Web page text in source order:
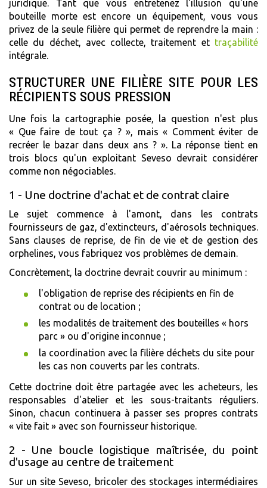
juridique. Tant que vous entretenez l'illusion qu'une
bouteille morte est encore un équipement, vous vous
privez de la seule filière qui permet de reprendre la main :
celle du déchet, avec collecte, traitement et traçabilité
intégrale.
STRUCTURER UNE FILIÈRE SITE POUR LES
RÉCIPIENTS SOUS PRESSION
Une fois la cartographie posée, la question n'est plus
« Que faire de tout ça ? », mais « Comment éviter de
recréer le bazar dans deux ans ? ». La réponse tient en
trois blocs qu'un exploitant Seveso devrait considérer
comme non négociables.
1 - Une doctrine d'achat et de contrat claire
Le sujet commence à l'amont, dans les contrats
fournisseurs de gaz, d'extincteurs, d'aérosols techniques.
Sans clauses de reprise, de fin de vie et de gestion des
orphelines, vous fabriquez vos problèmes de demain.
Concrètement, la doctrine devrait couvrir au minimum :
l'obligation de reprise des récipients en fin de
contrat ou de location ;
les modalités de traitement des bouteilles « hors
parc » ou d'origine inconnue ;
la coordination avec la filière déchets du site pour
les cas non couverts par les contrats.
Cette doctrine doit être partagée avec les acheteurs, les
responsables d'atelier et les sous-traitants réguliers.
Sinon, chacun continuera à passer ses propres contrats
« vite fait » avec son fournisseur historique.
2 - Une boucle logistique maîtrisée, du point
d'usage au centre de traitement
Sur un site Seveso, bricoler des stockages intermédiaires